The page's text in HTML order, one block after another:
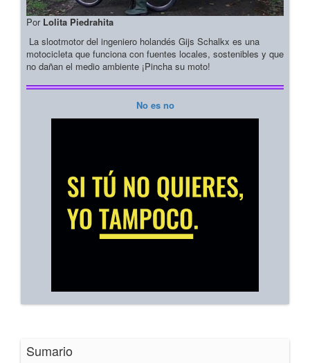
Por Lolita Piedrahita
La slootmotor del ingeniero holandés Gijs Schalkx es una
motocicleta que funciona con fuentes locales, sostenibles y que
no dañan el medio ambiente ¡Pincha su moto!
No es no
Sumario